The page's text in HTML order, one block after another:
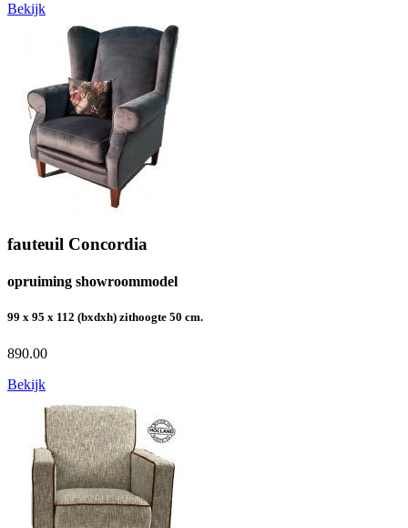
Bekijk
fauteuil Concordia
opruiming showroommodel
99 x 95 x 112 (bxdxh) zithoogte 50 cm.
890.00
Bekijk